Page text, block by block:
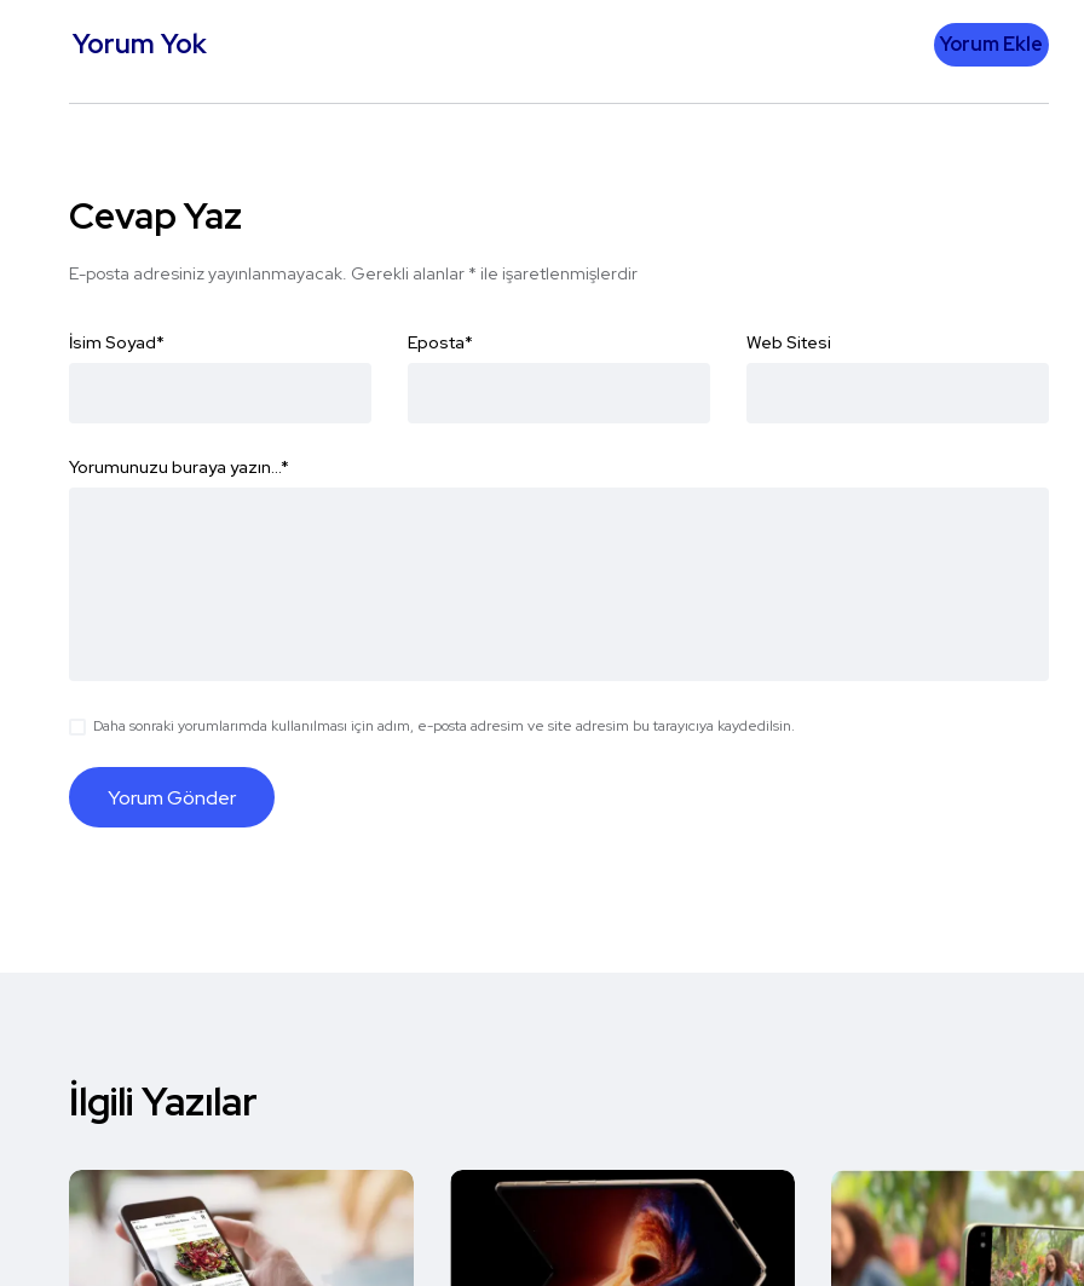
Yorum Yok Yorum Ekle
Cevap Yaz
E-posta adresiniz yayınlanmayacak. Gerekli alanlar * ile işaretlenmişlerdir
İsim Soyad* Eposta* Web Sitesi
Yorumunuzu buraya yazın...*
Daha sonraki yorumlarımda kullanılması için adım, e-posta adresim ve site adresim bu tarayıcıya kaydedilsin.
İlgili Yazılar